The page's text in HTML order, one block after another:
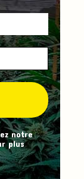
notre
plus